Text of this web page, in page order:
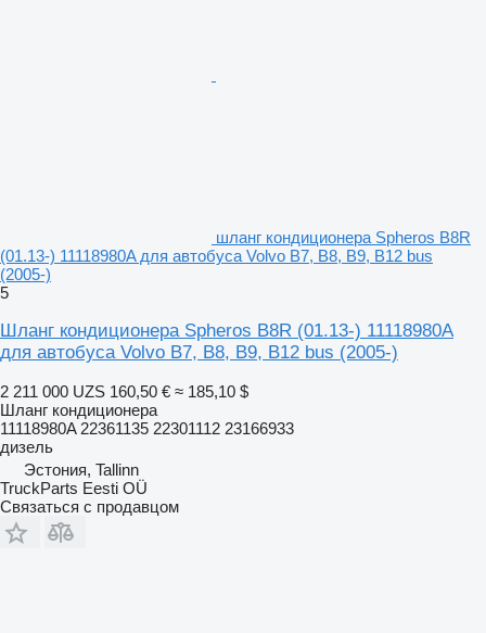
шланг кондиционера Spheros B8R
(01.13-) 11118980A для автобуса Volvo B7, B8, B9, B12 bus
(2005-)
5
Шланг кондиционера Spheros B8R (01.13-) 11118980A
для автобуса Volvo B7, B8, B9, B12 bus (2005-)
2 211 000 UZS 160,50 € ≈ 185,10 $
Шланг кондиционера
11118980A 22361135 22301112 23166933
дизель
Эстония, Tallinn
TruckParts Eesti OÜ
Связаться с продавцом